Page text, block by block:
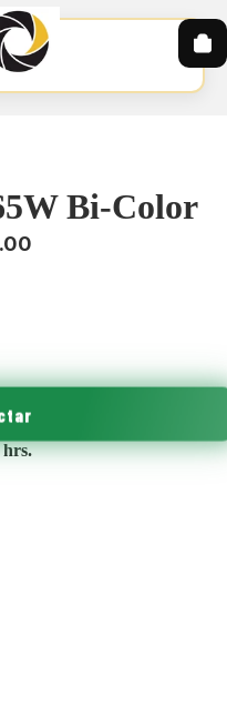
Bi-Color
hrs.